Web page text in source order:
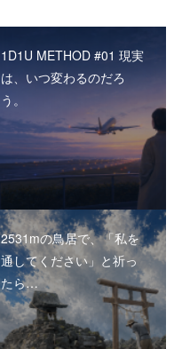
1D1U METHOD #01 現実
は、いつ変わるのだろ
う。
2531mの鳥居で、「私を
通してください」と祈っ
たら…